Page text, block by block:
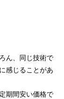
ん、同じ技術で
感じることがあ
期間安い価格で